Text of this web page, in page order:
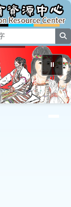
中心
⏸
確定性（教師